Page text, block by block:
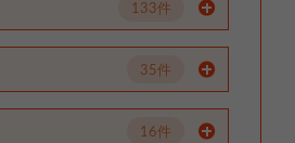
133件
35件
16件